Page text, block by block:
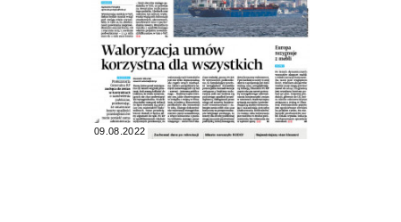
09.08.2022